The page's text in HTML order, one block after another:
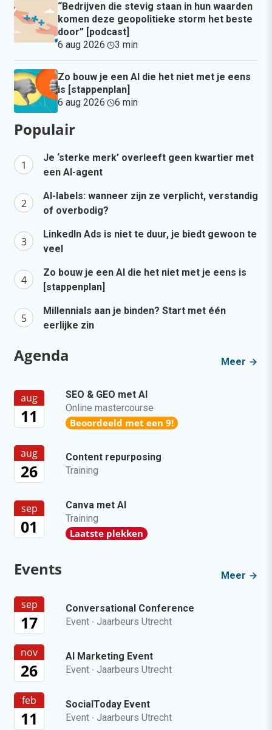
“Bedrijven die stevig staan in hun waarden
komen deze geopolitieke storm het beste
door” [podcast]
6 aug 2026· 3 min·
Zo bouw je een AI die het niet met je eens
is [stappenplan]
6 aug 2026· 6 min·
Populair
Je ‘sterke merk’ overleeft geen kwartier met
een AI-agent
AI-labels: wanneer zijn ze verplicht, verstandig
of overbodig?
LinkedIn Ads is niet te duur, je biedt gewoon te
veel
Zo bouw je een AI die het niet met je eens is
[stappenplan]
Millennials aan je binden? Start met één
eerlijke zin
Agenda Meer
aug
11
SEO & GEO met AI
Online mastercourse
Beoordeeld met een 9!
aug
26
Content repurposing
Training
sep
01
Canva met AI
Training
Laatste plekken
Events Meer
sep
17
Conversational Conference
Event · Jaarbeurs Utrecht
nov
26
AI Marketing Event
Event · Jaarbeurs Utrecht
feb
11
SocialToday Event
Event · Jaarbeurs Utrecht